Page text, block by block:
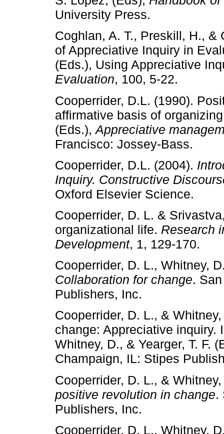
University Press.
Coghlan, A. T., Preskill, H., &
of Appreciative Inquiry in
(Eds.), Using Appreciative
Evaluation, 100, 5-22.
Cooperrider, D.L. (1990).
affirmative basis of
(Eds.),Appreciative
Francisco: Jossey-Bass.
Cooperrider, D.L. (2004).
Inquiry. Constructive
Oxford Elsevier Science.
Cooperrider, D. L. &
organizational life. Research
Development, 1, 129-170.
Cooperrider, D. L., Whitney,
Collaboration for change.
Publishers, Inc.
Cooperrider, D. L., &
change: Appreciative inquiry.
Whitney, D., & Yearger, T. F.
Champaign, IL: Stipes
Cooperrider, D. L., &
positive revolution in change.
Publishers, Inc.
Cooperrider, D. L., Whitney,